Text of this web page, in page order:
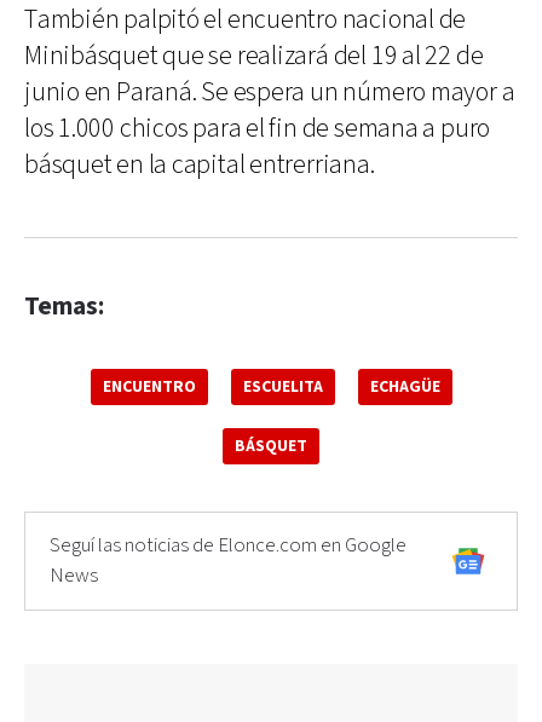
También palpitó el encuentro nacional de
Minibásquet que se realizará del 19 al 22 de
junio en Paraná. Se espera un número mayor a
los 1.000 chicos para el fin de semana a puro
básquet en la capital entrerriana.
Temas:
ENCUENTRO ESCUELITA ECHAGÜE
BÁSQUET
Seguí las noticias de Elonce.com en Google
News